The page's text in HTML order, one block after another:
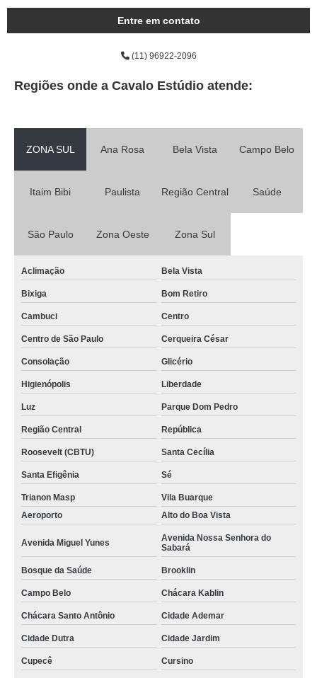
Entre em contato
(11) 96922-2096
Regiões onde a Cavalo Estúdio atende:
ZONA SUL Ana Rosa Bela Vista Campo Belo
Itaim Bibi Paulista Região Central Saúde
São Paulo Zona Oeste Zona Sul
Aclimação Bela Vista
Bixiga Bom Retiro
Cambuci Centro
Centro de São Paulo Cerqueira César
Consolação Glicério
Higienópolis Liberdade
Luz Parque Dom Pedro
Região Central República
Roosevelt (CBTU) Santa Cecília
Santa Efigênia Sé
Trianon Masp
Vila Buarque
Aeroporto
Alto do Boa Vista
Avenida Miguel Yunes
Avenida Nossa Senhora do
Sabará
Bosque da Saúde Brooklin
Campo Belo Chácara Kablin
Chácara Santo Antônio Cidade Ademar
Cidade Dutra Cidade Jardim
Cupecê Cursino